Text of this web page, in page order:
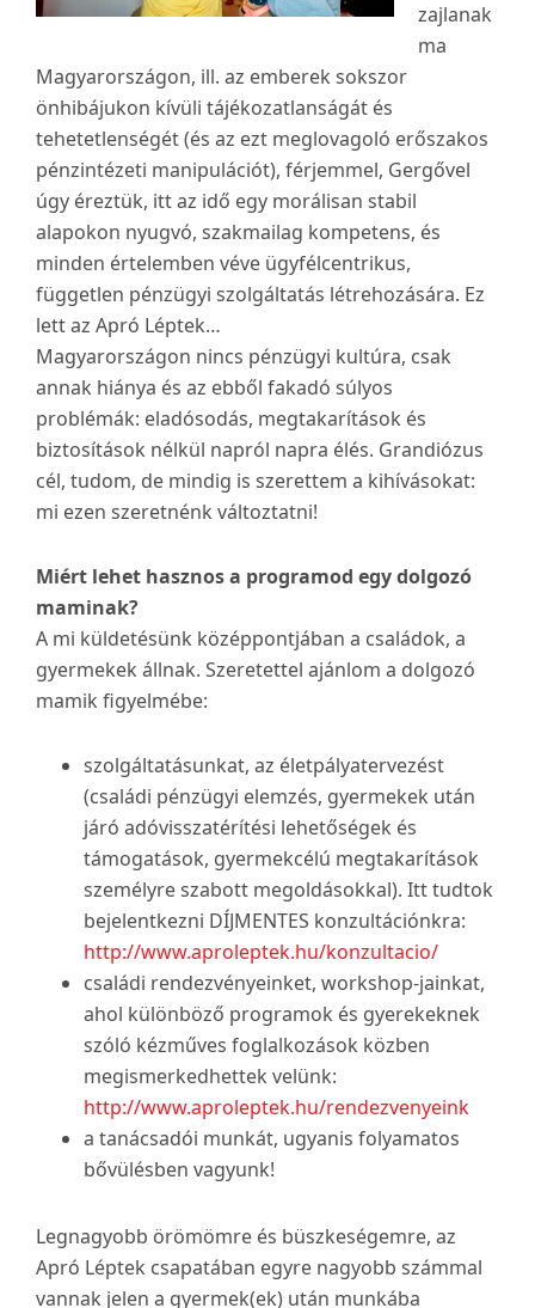
zajlanak
ma
Magyarországon, ill. az emberek sokszor
önhibájukon kívüli tájékozatlanságát és
tehetetlenségét (és az ezt meglovagoló erőszakos
pénzintézeti manipulációt), férjemmel, Gergővel
úgy éreztük, itt az idő egy morálisan stabil
alapokon nyugvó, szakmailag kompetens, és
minden értelemben véve ügyfélcentrikus,
független pénzügyi szolgáltatás létrehozására. Ez
lett az Apró Léptek…
Magyarországon nincs pénzügyi kultúra, csak
annak hiánya és az ebből fakadó súlyos
problémák: eladósodás, megtakarítások és
biztosítások nélkül napról napra élés. Grandiózus
cél, tudom, de mindig is szerettem a kihívásokat:
mi ezen szeretnénk változtatni!
Miért lehet hasznos a programod egy dolgozó
maminak?
A mi küldetésünk középpontjában a családok, a
gyermekek állnak. Szeretettel ajánlom a dolgozó
mamik figyelmébe:
szolgáltatásunkat, az életpályatervezést
(családi pénzügyi elemzés, gyermekek után
járó adóvisszatérítési lehetőségek és
támogatások, gyermekcélú megtakarítások
személyre szabott megoldásokkal). Itt tudtok
bejelentkezni DÍJMENTES konzultációnkra:
http://www.aproleptek.hu/konzultacio/
családi rendezvényeinket, workshop-jainkat,
ahol különböző programok és gyerekeknek
szóló kézműves foglalkozások közben
megismerkedhettek velünk:
http://www.aproleptek.hu/rendezvenyeink
a tanácsadói munkát, ugyanis folyamatos
bővülésben vagyunk!
Legnagyobb örömömre és büszkeségemre, az
Apró Léptek csapatában egyre nagyobb számmal
vannak jelen a gyermek(ek) után munkába